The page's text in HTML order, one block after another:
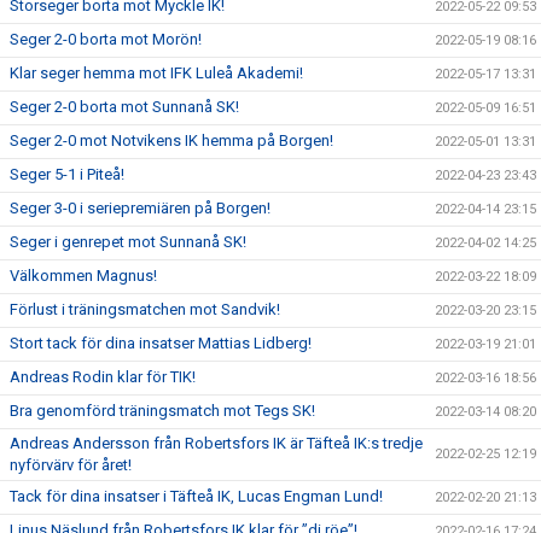
Storseger borta mot Myckle IK! 2022-05-22 09:53
Seger 2-0 borta mot Morön! 2022-05-19 08:16
Klar seger hemma mot IFK Luleå Akademi! 2022-05-17 13:31
Seger 2-0 borta mot Sunnanå SK! 2022-05-09 16:51
Seger 2-0 mot Notvikens IK hemma på Borgen! 2022-05-01 13:31
Seger 5-1 i Piteå! 2022-04-23 23:43
Seger 3-0 i seriepremiären på Borgen! 2022-04-14 23:15
Seger i genrepet mot Sunnanå SK! 2022-04-02 14:25
Välkommen Magnus! 2022-03-22 18:09
Förlust i träningsmatchen mot Sandvik! 2022-03-20 23:15
Stort tack för dina insatser Mattias Lidberg! 2022-03-19 21:01
Andreas Rodin klar för TIK! 2022-03-16 18:56
Bra genomförd träningsmatch mot Tegs SK! 2022-03-14 08:20
Andreas Andersson från Robertsfors IK är Täfteå IK:s tredje
nyförvärv för året!
2022-02-25 12:19
Tack för dina insatser i Täfteå IK, Lucas Engman Lund! 2022-02-20 21:13